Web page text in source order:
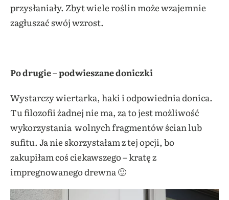
przysłaniały. Zbyt wiele roślin może wzajemnie
zagłuszać swój wzrost.
Po drugie – podwieszane doniczki
Wystarczy wiertarka, haki i odpowiednia donica.
Tu filozofii żadnej nie ma, za to jest możliwość
wykorzystania wolnych fragmentów ścian lub
sufitu. Ja nie skorzystałam z tej opcji, bo
zakupiłam coś ciekawszego – kratę z
impregnowanego drewna 🙂